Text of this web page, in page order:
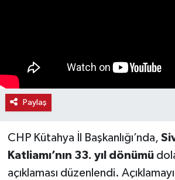
Paylaş
CHP Kütahya İl Başkanlığı’nda,
Katliamı’nın 33. yıl dönümü
açıklaması düzenlendi. Açıklamayı
Resmi İlanlar
Sağlık
Seri İlan
Siyaset